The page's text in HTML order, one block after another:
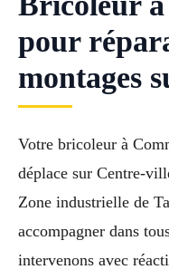
pour
montages
Votre bricoleur à
déplace sur Centre-
Zone industrielle de
accompagner dans
intervenons avec